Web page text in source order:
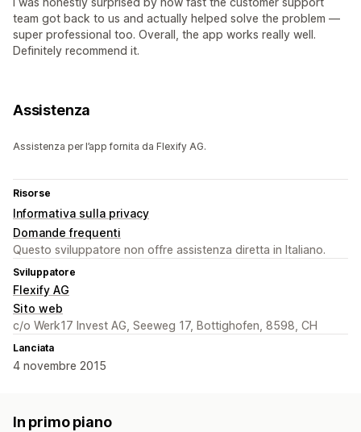
team got back to us and actually helped solve the problem —
super professional too. Overall, the app works really well.
Definitely recommend it.
Assistenza
Assistenza per l’app fornita da Flexify AG.
Risorse
Informativa sulla privacy
Domande frequenti
Questo sviluppatore non offre assistenza diretta in Italiano.
Sviluppatore
Flexify AG
Sito web
c/o Werk17 Invest AG, Seeweg 17, Bottighofen, 8598, CH
Lanciata
4 novembre 2015
In primo piano